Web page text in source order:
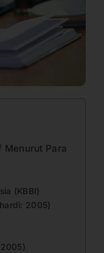
Menurut Para
(KBBI)
2005)